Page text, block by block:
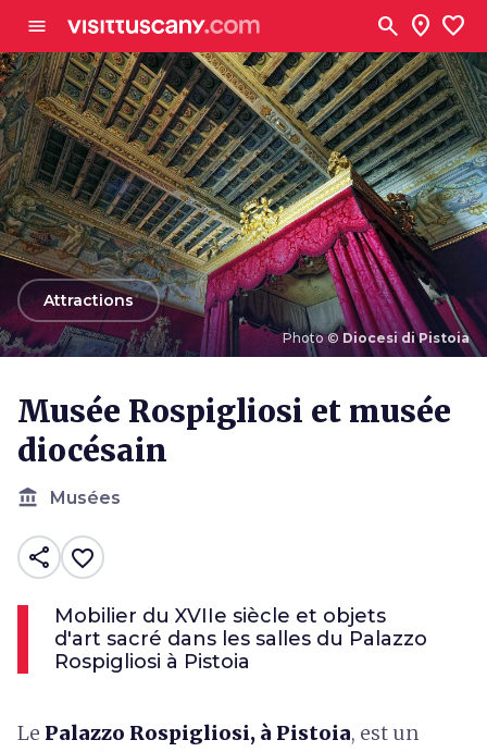
menu search location_on favorite
Photo © Diocesi di Pistoia
arrow_backAttractions
Musée Rospigliosi et musée
diocésain
account_balance Musées
share favorite_border
Mobilier du XVIIe siècle et objets
d'art sacré dans les salles du Palazzo
Rospigliosi à Pistoia
Le Palazzo Rospigliosi, à Pistoia, est un